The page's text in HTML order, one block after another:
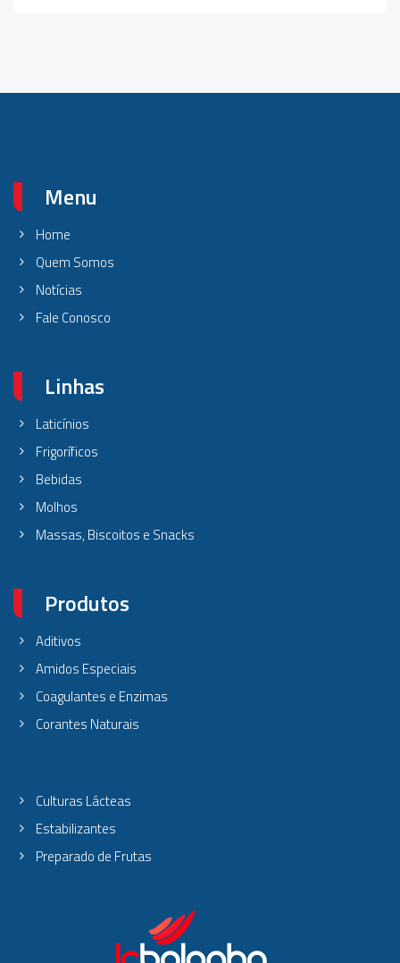
Menu
Home
Quem Somos
Notícias
Fale Conosco
Linhas
Laticínios
Frigoríficos
Bebidas
Molhos
Massas, Biscoitos e Snacks
Produtos
Aditivos
Amidos Especiais
Coagulantes e Enzimas
Corantes Naturais
Culturas Lácteas
Estabilizantes
Preparado de Frutas